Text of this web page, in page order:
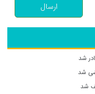
ارسال
شد
شد